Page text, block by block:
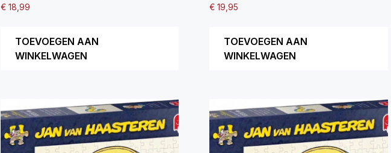
€18,99
TOEVOEGEN AAN
WINKELWAGEN
€ 19,95
TOEVOEGEN AAN
WINKELWAGEN